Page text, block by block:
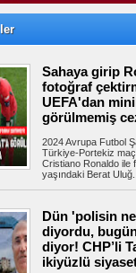
kapasitesini yeniden
gündemine
Suudi Arabistan ve
Mekke
TBMM'de
teklifinde 6 madde
Koruma Kanunu ile
Sahaya girip
fotoğraf
UEFA'dan
görülmemiş
2024 Avrupa Futbol
Türkiye-Portekiz
Cristiano Ronaldo ile
yaşındaki Berat Uluğ...
Dün 'polisin
diyordu,
diyor! CHP’li
ikiyüzlü